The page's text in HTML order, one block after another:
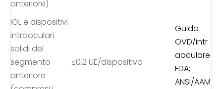
anteriore)
IOL e dispositivi
intraoculari
solidi del
segmento
anteriore
≤0,2 UE/dispositivo
Guida
OVD/intr
aoculare
FDA;
ANSI/AAM